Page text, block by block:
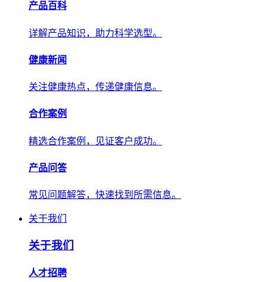
产品百科
详解产品知识，助力科学选型。
健康新闻
关注健康热点，传递健康信息。
合作案例
精选合作案例，见证客户成功。
产品问答
常见问题解答，快速找到所需信息。
关于我们
关于我们
人才招聘